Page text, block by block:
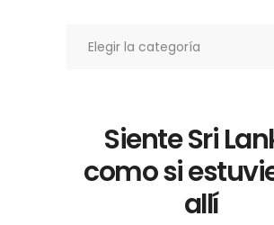
Siente Sri
como si
allí